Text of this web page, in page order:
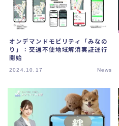
オンデマンドモビリティ「みなの
り」：交通不便地域解消実証運行
開始
2024.10.17 News